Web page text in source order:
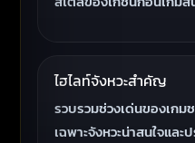
ไฮไลท์จังหวะสำคัญ
รวบรวมช่วงเด่นของเก
เฉพาะจังหวะน่าสนใจแล